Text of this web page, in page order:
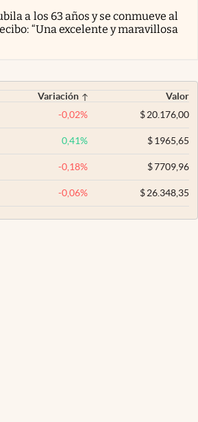
a los 63 años y se conmueve al
“Una excelente y maravillosa
Variación
Valor
-0,02% $20.176,00
0,41% $1965,65
-0,18% $7709,96
-0,06% $26.348,35